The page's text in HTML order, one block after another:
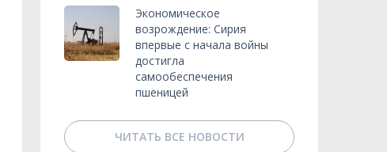
Экономическое
возрождение: Сирия
впервые с начала войны
достигла
самообеспечения
пшеницей
ЧИТАТЬ ВСЕ НОВОСТИ